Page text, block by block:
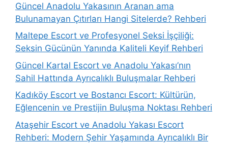
Güncel Anadolu Yakasının Aranan ama
Bulunamayan Çıtırları Hangi Sitelerde? Rehberi
Maltepe Escort ve Profesyonel Seksi İşçiliği:
Seksin Gücünün Yanında Kaliteli Keyif Rehberi
Güncel Kartal Escort ve Anadolu Yakası’nın
Sahil Hattında Ayrıcalıklı Buluşmalar Rehberi
Kadıköy Escort ve Bostancı Escort: Kültürün,
Eğlencenin ve Prestijin Buluşma Noktası Rehberi
Ataşehir Escort ve Anadolu Yakası Escort
Rehberi: Modern Şehir Yaşamında Ayrıcalıklı Bir